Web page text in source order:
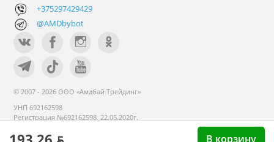
В корзину
+375297429429
@AMDbybot
© 2007 - 2026 ООО «Амдбай Трейдинг»
УНП 692162598
Регистрация №692162598, 22.05.2020г.
реестре с 14 сентября 2020г.